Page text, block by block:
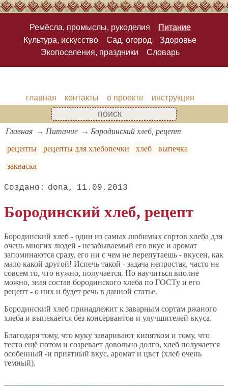
Ремёсла, промыслы, рукоделия
Питание
Культура, искусство
Сад, огород
Здоровье
Экопоселения, праздники
Словарь
главная контакты о проекте инструкция
Главная Питание
Бородинский хлеб, рецепт
рецепты
рецепты для хлебопечки хлеб
выпечка
закваска
dona 11.09.2013
Бородинский хлеб, рецепт
Бородинский хлеб - один из самых любимых сортов хлеба для
очень многих людей - незабываемый его вкус и аромат
запоминаются сразу, его ни с чем не перепутаешь - вкусен, как
мало какой другой! Испечь такой - задача непростая, часто не
совсем то, что нужно, получается. Но научиться вполне
можно, зная состав бородинского хлеба по ГОСТу и его
рецепт - о них и будет речь в данной статье.
Бородинский хлеб принадлежит к заварным сортам ржаного
хлеба и выпекается без консервантов и улучшителей вкуса.
Благодаря тому, что муку заваривают кипятком и тому, что
тесто ещё потом и созревает довольно долго, хлеб получается
особенный -и приятный вкус, аромат и цвет (хлеб очень
темный).